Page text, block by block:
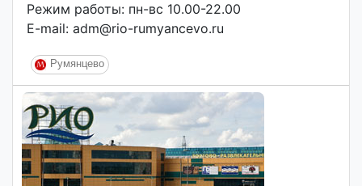
Режим работы: пн-вс 10.00-22.00
E-mail: adm@rio-rumyancevo.ru
Румянцево